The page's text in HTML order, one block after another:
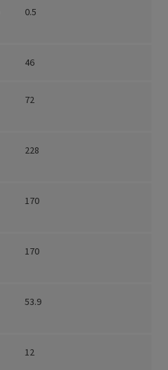
0.5
46
72
228
170
170
53.9
12